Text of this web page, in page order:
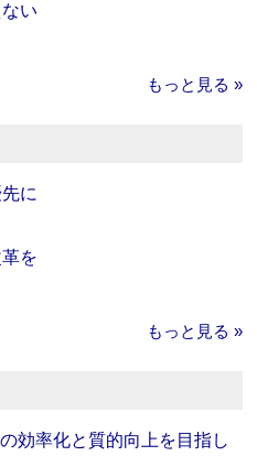
い
もっと見る »
に
を
もっと見る »
の効率化と質的向上を目指し